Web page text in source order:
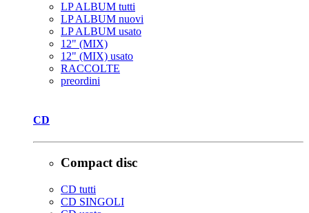
LP ALBUM tutti
LP ALBUM nuovi
LP ALBUM usato
12" (MIX)
12" (MIX) usato
RACCOLTE
preordini
CD
Compact disc
CD tutti
CD SINGOLI